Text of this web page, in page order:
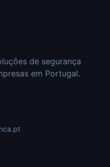
de segurança
em Portugal.